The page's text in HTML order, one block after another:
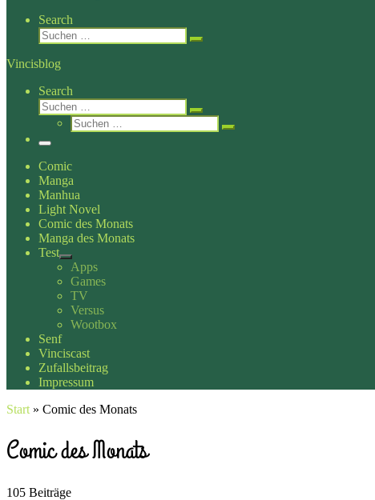
Search
Suche
Suchen …
Vincisblog
Search
Suche
Suchen …
Suche
Suchen …
Menü
Comic
Manga
Manhua
Light Novel
Comic des Monats
Manga des Monats
Test
Apps
Games
TV
Versus
Wootbox
Senf
Vinciscast
Zufallsbeitrag
Impressum
Start » Comic des Monats
Comic des Monats
105 Beiträge